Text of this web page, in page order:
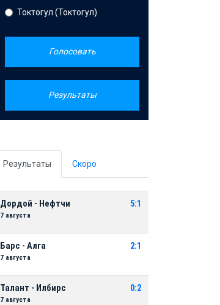
Токтогул (Токтогул)
Голосовать
Результаты
Результаты Скоро
Дордой - Нефтчи
7 августа
5:1
Барс - Алга
7 августа
2:1
Талант - Илбирс
7 августа
0:2